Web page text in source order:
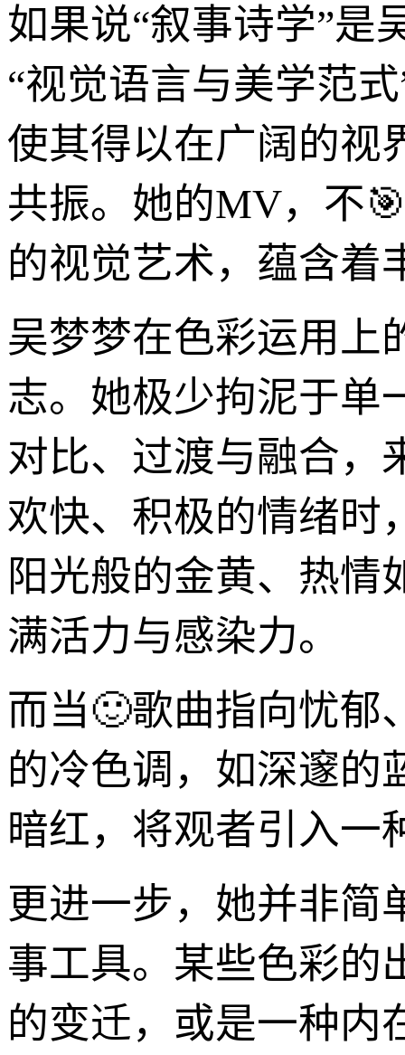
如果说“叙事诗学”是
“视觉语言与美学范
使其得以在广阔的视
共振。她的MV，不
的视觉艺术，蕴含着
吴梦梦在色彩运用上
志。她极少拘泥于单
对比、过渡与融合，
欢快、积极的情绪时
阳光般的金黄、热情
满活力与感染力。
而当🙂歌曲指向忧郁
的冷色调，如深邃的
暗红，将观者引入一
更进一步，她并非简
事工具。某些色彩的
的变迁，或是一种内